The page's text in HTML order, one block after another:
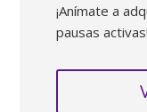
¡Anímate a
pausas activas!